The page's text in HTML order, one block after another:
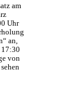
am
Uhr
an,
17:30
von